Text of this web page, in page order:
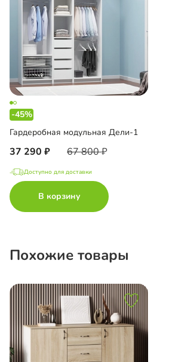
-45%
Гардеробная модульная Дели-1
37 290 67 800
Доступно для доставки
В корзину
Похожие товары